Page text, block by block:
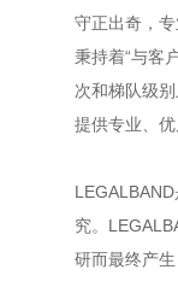
守正出奇，
秉持着“与客
次和梯队级
提供专业、
究。
研而最终产